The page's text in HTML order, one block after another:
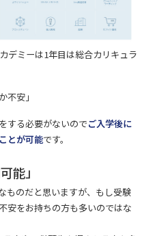
デミーは1年目は総合カリキュラ
不安」
する必要がないのでご入学後に
とが可能です。
能」
ものだと思いますが、もし受験
安をお持ちの方も多いのではな